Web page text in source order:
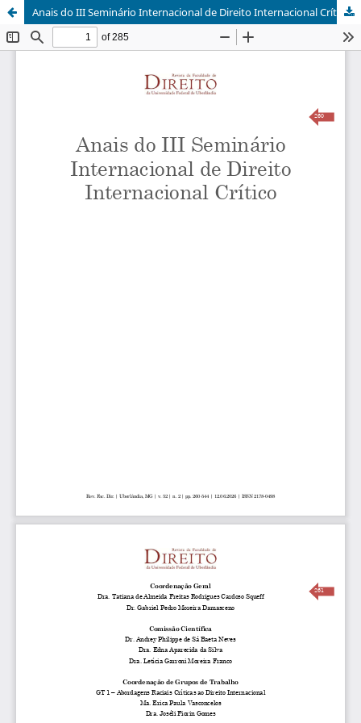
Anais do III Seminário Internacional de Direito Internacional Crítico